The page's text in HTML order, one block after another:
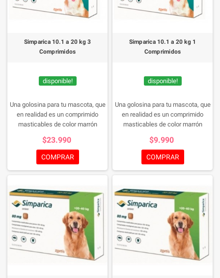
Simparica 10.1 a 20 kg 3
Comprimidos
disponible!
Una golosina para tu mascota, que
en realidad es un comprimido
masticables de color marrón
los bordes redondeados para el
tratamiento de las infestaciones
por garrapatas y pulgas y el
tratamiento de la sarna sarcóptica
tu mascota de manera rica y
sencilla.
$23.990
COMPRAR
Simparica 10.1 a 20 kg 1
Comprimidos
disponible!
Una golosina para tu mascota, que
en realidad es un comprimido
masticables de color marrón
$9.990
COMPRAR